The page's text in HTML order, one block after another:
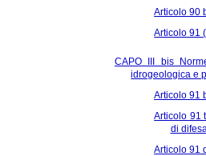
Articolo 90
Articolo 91
CAPO III bis
idrogeologica e
Articolo 91
Articolo 91
di
Articolo 91